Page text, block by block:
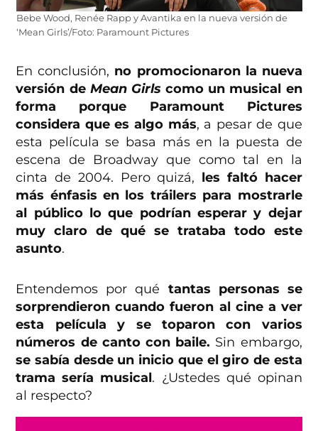
Bebe Wood, Renée Rapp y Avantika en la nueva versión de
‘Mean Girls’/Foto: Paramount Pictures
En conclusión, no promocionaron la nueva
versión de Mean Girlscomo un musical en
forma porque Paramount Pictures
considera que es algo más, a pesar de que
esta película se basa más en la puesta de
escena de Broadway que como tal en la
cinta de 2004. Pero quizá, les faltó hacer
más énfasis en los tráilers para mostrarle
al público lo que podrían esperar y dejar
muy claro de qué se trataba todo este
asunto.
Entendemos por qué tantas personas se
sorprendieron cuando fueron al cine a ver
esta película
y se toparon con varios
números de canto con baile. Sin embargo,
se sabía desde un inicio que el giro de esta
trama sería musical. ¿Ustedes qué opinan
al respecto?